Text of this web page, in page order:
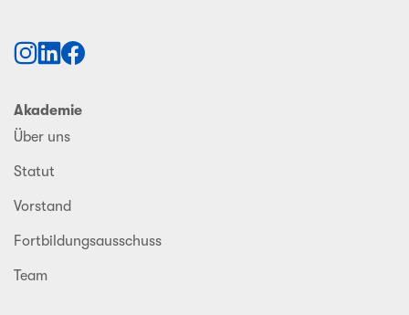
Akademie
Über uns
Statut
Vorstand
Fortbildungsausschuss
Team